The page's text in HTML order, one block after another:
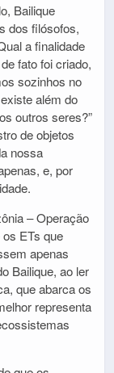
Bailique
dos filósofos,
a finalidade
fato foi criado,
sozinhos no
além do
outros seres?”
de objetos
nossa
e, por
– Operação
ETs que
apenas
Bailique, ao ler
que abarca os
representa